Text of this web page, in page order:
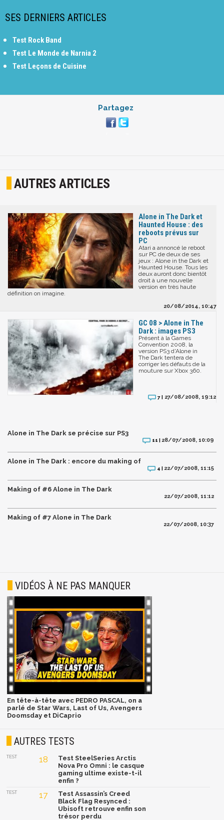
SES DERNIERS ARTICLES
Test Rock Band
Test Le Monde de Narnia 2
Test Leçons de Cuisine
Partagez
AUTRES ARTICLES
Alone in The Dark et
Haunted House : des
reboots prévus sur
PC
Atari a annoncé le reboot
sur PC de deux de ses
jeux : Alone in the Dark et
Haunted House. Tous les
deux auront donc bientôt
droit à une nouvelle
version en très haute
définition on imagine.
20/08/2014, 10:47
GC 08 > Alone in The
Dark : images PS3
Présent à la Games
Convention 2008, la
version PS3 d'Alone in
The Dark tentera de
corriger les défauts de la
mouture sur Xbox 360.
7 | 27/08/2008, 19:12
Alone in The Dark se précise sur PS3
11 | 28/07/2008, 10:09
Alone in The Dark : encore du making of
4 | 22/07/2008, 11:15
Making of #6 Alone in The Dark
22/07/2008, 11:12
Making of #7 Alone in The Dark
22/07/2008, 10:37
VIDÉOS À NE PAS MANQUER
En tête-à-tête avec PEDRO PASCAL, on a
parlé de Star Wars, Last of Us, Avengers
Doomsday et DiCaprio
AUTRES TESTS
TEST 18
Test SteelSeries Arctis
Nova Pro Omni : le casque
gaming ultime existe-t-il
enfin ?
TEST 17
Test Assassin’s Creed
Black Flag Resynced :
Ubisoft retrouve enfin son
trésor perdu